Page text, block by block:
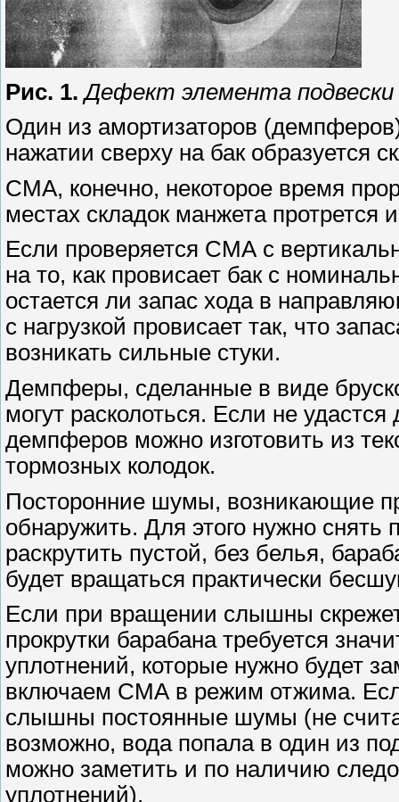
Рис. 1. Дефект элемента подвески
Один из амортизаторов
нажатии сверху на бак образуется
СМА, конечно, некоторое время
местах складок манжета протрется
Если проверяется СМА с
на то, как провисает бак с
остается ли запас хода в
с нагрузкой провисает так, что
возникать сильные стуки.
Демпферы, сделанные в виде
могут расколоться. Если не
демпферов можно изготовить из
тормозных колодок.
Посторонние шумы, возникающие
обнаружить. Для этого нужно
раскрутить пустой, без белья,
будет вращаться практически
Если при вращении слышны
прокрутки барабана требуется
уплотнений, которые нужно будет
включаем СМА в режим отжима.
слышны постоянные шумы (не
возможно, вода попала в один из
можно заметить и по наличию
уплотнений).